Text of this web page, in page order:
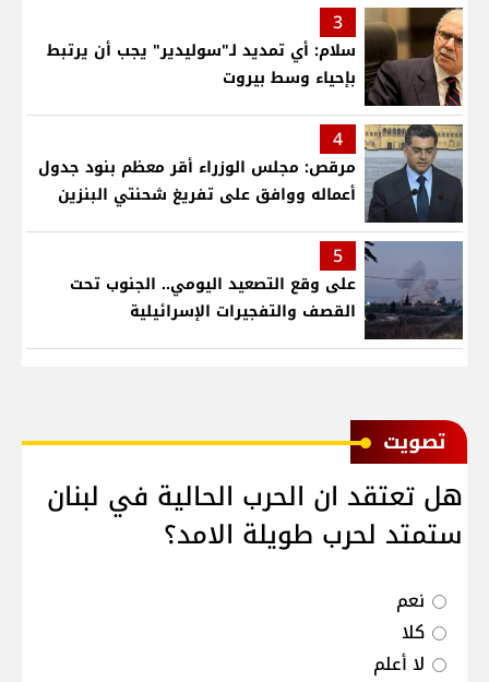
3
سلام: أي تمديد لـ"سوليدير" يجب أن يرتبط
بإحياء وسط بيروت
4
مرقص: مجلس الوزراء أقر معظم بنود جدول
أعماله ووافق على تفريغ شحنتي البنزين
5
على وقع التصعيد اليومي.. الجنوب تحت
القصف والتفجيرات الإسرائيلية
ﺗﺼﻮﻳﺖ
هل تعتقد ان الحرب الحالية في لبنان
ستمتد لحرب طويلة الامد؟
نعم
كلا
لا أعلم